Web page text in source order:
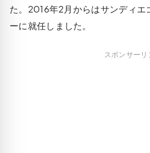
た。2016年2月からはサンディエ
ーに就任しました。
スポンサーリ